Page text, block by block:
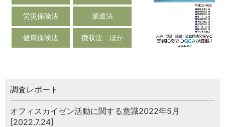
労災保険法 派遣法
健康保険法 徴収法 ほか
調査レポート
オフィスカイゼン活動に関する意識2022年5月
[2022.7.24]